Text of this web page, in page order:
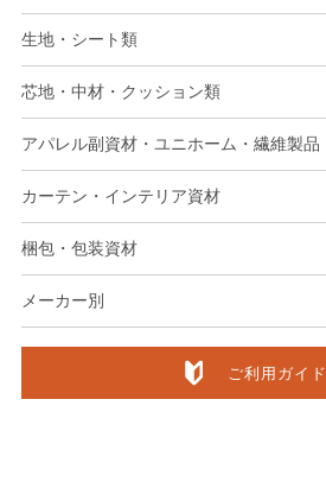
生地・シート類
芯地・中材・クッション類
アパレル副資材・ユニホーム・繊維製品
カーテン・インテリア資材
梱包・包装資材
メーカー別
ご利用ガイド